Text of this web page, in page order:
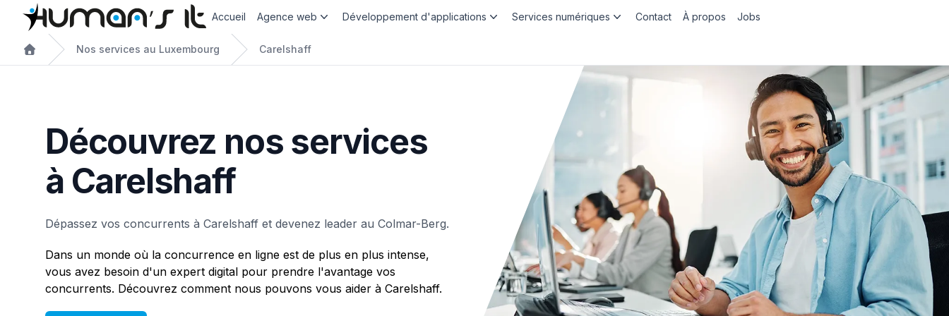
Accueil Agence web Développement d'applications Services numériques Contact À propos Jobs
Nos services au Luxembourg Carelshaff
Découvrez nos services
à Carelshaff
Dépassez vos concurrents à Carelshaff et devenez leader au Colmar-Berg.
Dans un monde où la concurrence en ligne est de plus en plus intense,
vous avez besoin d'un expert digital pour prendre l'avantage vos
concurrents. Découvrez comment nous pouvons vous aider à Carelshaff.